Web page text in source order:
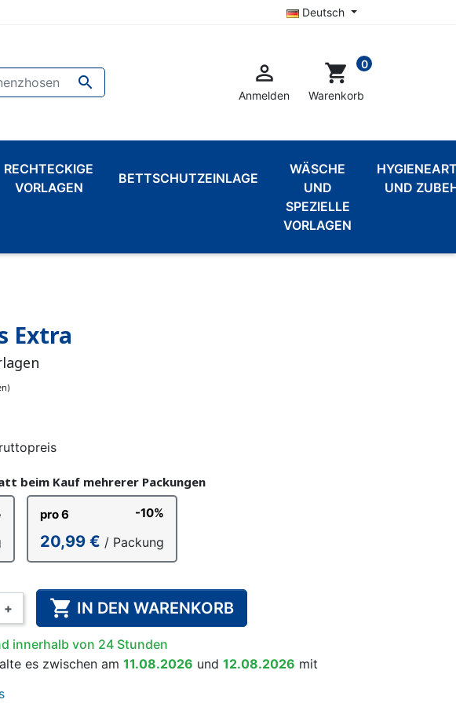
Deutsch
 
Anmelden
shopping_cart 0
Warenkorb
RECHTECKIGE
VORLAGEN
BETTSCHUTZEINLAGE
WÄSCHE
UND
SPEZIELLE
VORLAGEN
WASCHBARE WINDELN
UND
BAUMWOLL-UNTERHOSEN
Extra
(8 Bewertungen)
beim Kauf mehrerer Packungen
pro 6 -10%
20,99 € / Packung
+  IN DEN WARENKORB
innerhalb von 24 Stunden
es zwischen am 11.08.2026 und 12.08.2026 mit